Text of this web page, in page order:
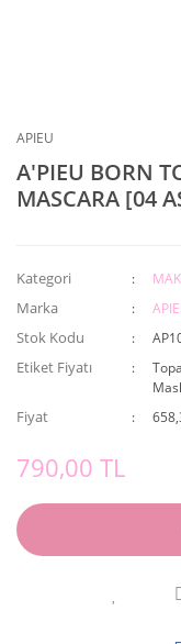
APIEU
A'PIEU BORN
MASCARA [04
Kategori
Marka
Stok Kodu
Etiket Fiyatı
Fiyat
790,00 TL